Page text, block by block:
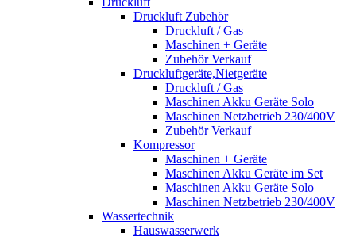
Druckluft Zubehör
Druckluft / Gas
Maschinen + Geräte
Zubehör Verkauf
Druckluftgeräte,Nietgeräte
Druckluft / Gas
Maschinen Akku Geräte Solo
Maschinen Netzbetrieb 230/400V
Zubehör Verkauf
Kompressor
Maschinen + Geräte
Maschinen Akku Geräte im Set
Maschinen Akku Geräte Solo
Maschinen Netzbetrieb 230/400V
Wassertechnik
Hauswasserwerk